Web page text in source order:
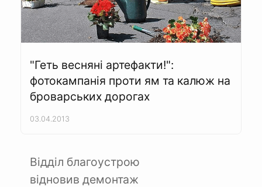
"Геть весняні артефакти!":
фотокампанія проти ям та калюж на
броварських дорогах
03.04.2013
Відділ благоустрою
відновив демонтаж